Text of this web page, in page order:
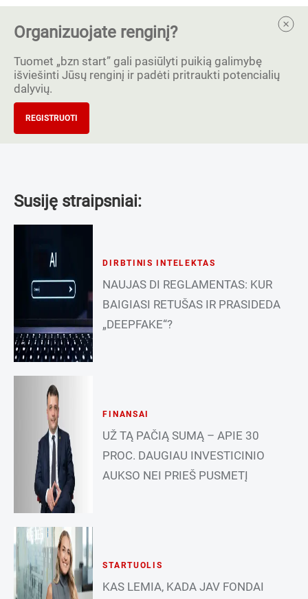
Organizuojate renginį?
Tuomet „bzn start” gali pasiūlyti puikią galimybę
išviešinti Jūsų renginį ir padėti pritraukti potencialių
dalyvių.
REGISTRUOTI
Susiję straipsniai:
DIRBTINIS INTELEKTAS
NAUJAS DI REGLAMENTAS: KUR
BAIGIASI RETUŠAS IR PRASIDEDA
„DEEPFAKE“?
FINANSAI
UŽ TĄ PAČIĄ SUMĄ – APIE 30
PROC. DAUGIAU INVESTICINIO
AUKSO NEI PRIEŠ PUSMETĮ
STARTUOLIS
KAS LEMIA, KADA JAV FONDAI